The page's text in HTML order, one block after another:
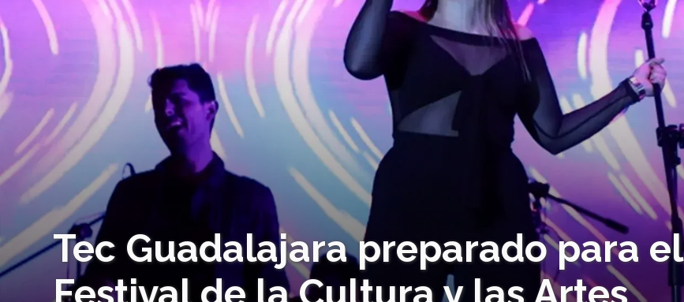
Tec Guadalajara preparado para el
Festival de la Cultura y las Artes